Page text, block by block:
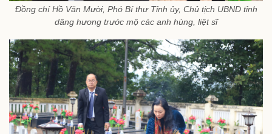
Đồng chí Hồ Văn Mười, Phó Bí thư Tỉnh ủy, Chủ tịch UBND tỉnh
dâng hương trước mộ các anh hùng, liệt sĩ